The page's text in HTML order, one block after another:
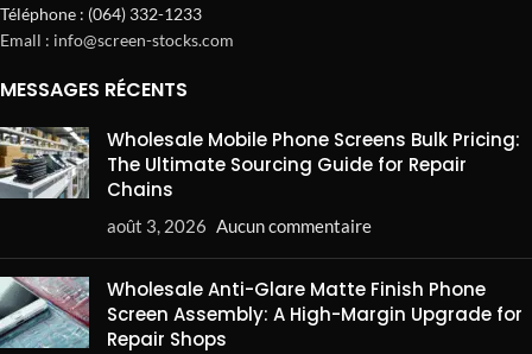
Téléphone : (064) 332-1233
Emall : info@screen-stocks.com
MESSAGES RÉCENTS
Wholesale Mobile Phone Screens Bulk Pricing:
The Ultimate Sourcing Guide for Repair
Chains
août 3, 2026 Aucun commentaire
Wholesale Anti-Glare Matte Finish Phone
Screen Assembly: A High-Margin Upgrade for
Repair Shops